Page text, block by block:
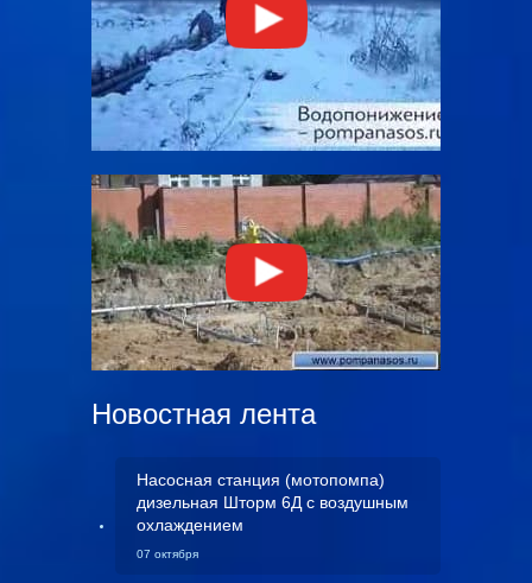
Новостная лента
Насосная станция (мотопомпа)
дизельная Шторм 6Д с воздушным
охлаждением
07 октября